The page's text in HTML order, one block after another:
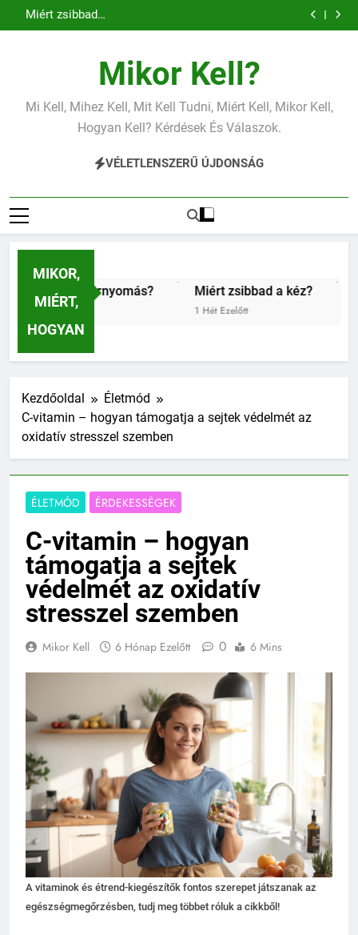
Ugrás
a
Miért fáj a váll?
Miért zsibbad a kéz?
Mit jelent az alacsony vas?
Miért fáj a váll?
Mit jelent az alacsony vérnyomás?
Miért zsibbad a kéz?
Mikor Kell?
Mi Kell, Mihez Kell, Mit Kell Tudni, Miért Kell, Mikor Kell,
Hogyan Kell? Kérdések És Válaszok.
VÉLETLENSZERŰ ÚJDONSÁG
MIKOR,
MIÉRT,
HOGYAN
vérnyomás? Miért zsibbad a kéz? Kipróbáltuk
Kezdőoldal
Életmód
C-vitamin – hogyan támogatja a sejtek védelmét az
oxidatív stresszel szemben
ÉLETMÓD ÉRDEKESSÉGEK
C-vitamin – hogyan
támogatja a sejtek
védelmét az oxidatív
stresszel szemben
Mikor Kell 6 Hónap Ezelőtt 0 6 Mins
A vitaminok és étrend-kiegészítők fontos szerepet játszanak az
egészségmegőrzésben, tudj meg többet róluk a cikkből!